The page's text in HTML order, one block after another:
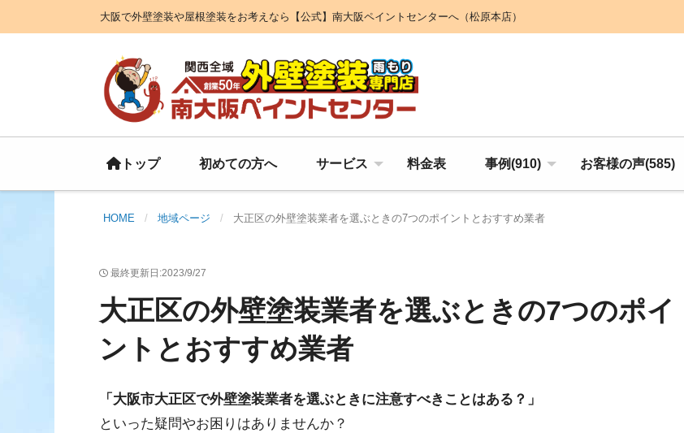
大阪で外壁塗装や屋根塗装をお考えなら【公式】南大阪ペイントセンターへ（松原本店）
トップ 初めての方へ サービス 料金表 事例(910) お客様の声(585)
HOME 地域ページ 大正区の外壁塗装業者を選ぶときの7つのポイントとおすすめ業者
最終更新日:2023/9/27
大正区の外壁塗装業者を選ぶときの7つのポイ
ントとおすすめ業者
「大阪市大正区で外壁塗装業者を選ぶときに注意すべきことはある？」
といった疑問やお困りはありませんか？